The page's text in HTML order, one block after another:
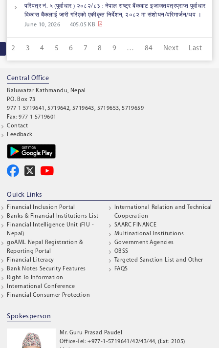
परिपत्र नं. ५ (पूर्वाधार ) २०८२/८३ : नेपाल राष्ट्र बैंकबाट इजाजतपत्रप्राप्त पूर्वाधार
विकास बैंकलाई जारी गरिएको एकीकृत निर्देशन, २०८२ मा संशोधन/परिमार्जन/थप ।
June 10, 2026
405.05 KB
2 3 4 5 6 7 8 9 … 84 Next Last
Central Office
Baluwatar Kathmandu, Nepal
P.O. Box 73
977 1 5719641, 5719642, 5719643, 5719653, 5719659
Fax: 977 1 5719601
Contact
Feedback
Quick Links
Financial Inclusion Portal
Banks & Financial Institutions List
Financial Intelligence Unit (FIU -
Nepal)
goAML Nepal Registration &
Reporting Portal
Financial Literacy
Bank Notes Security Features
Right To Information
International Conference
Financial Consumer Protection
International Relation and Technical
Cooperation
SAARC FINANCE
Multinational Institutions
Government Agencies
OBSS
Targeted Sanction List and Other
FAQS
Spokesperson
Mr. Guru Prasad Paudel
Office-Tel: +977-1-5719641/42/43/44, (Ext: 2105)